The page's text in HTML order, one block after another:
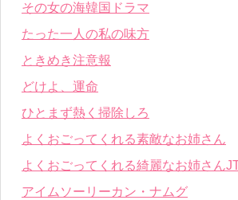
その女の海韓国ドラマ
たった一人の私の味方
ときめき注意報
どけよ、運命
ひとまず熱く掃除しろ
よくおごってくれる素敵なお姉さん
よくおごってくれる綺麗なお姉さん
アイムソーリーカン・ナムグ